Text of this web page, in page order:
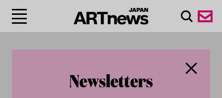
ン/Joan Brown